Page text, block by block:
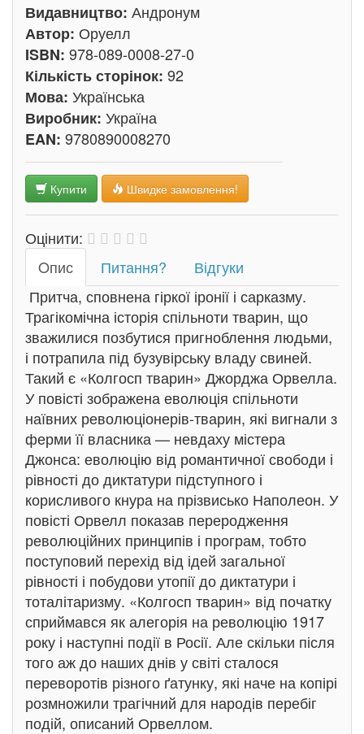
Видавництво: Андронум
Автор: Оруелл
ISBN: 978-089-0008-27-0
Кількість сторінок: 92
Мова: Українська
Виробник: Україна
EAN: 9780890008270
Купити Швидке замовлення!
Оцінити:
Oпис
Питання?
Відгуки
Притча, сповнена гіркої іронії і сарказму.
Трагікомічна історія спільноти тварин, що
зважилися позбутися пригноблення людьми,
і потрапила під бузувірську владу свиней.
Такий є «Колгосп тварин» Джорджа Орвелла.
У повісті зображена еволюція спільноти
наївних революціонерів-тварин, які вигнали з
ферми її власника — невдаху містера
Джонса: еволюцію від романтичної свободи і
рівності до диктатури підступного і
корисливого кнура на прізвисько Наполеон. У
повісті Орвелл показав переродження
революційних принципів і програм, тобто
поступовий перехід від ідей загальної
рівності і побудови утопії до диктатури і
тоталітаризму. «Колгосп тварин» від початку
сприймався як алегорія на революцію 1917
року і наступні події в Росії. Але скільки після
того аж до наших днів у світі сталося
переворотів різного ґатунку, які наче на копірі
розмножили трагічний для народів перебіг
подій, описаний Орвеллом.